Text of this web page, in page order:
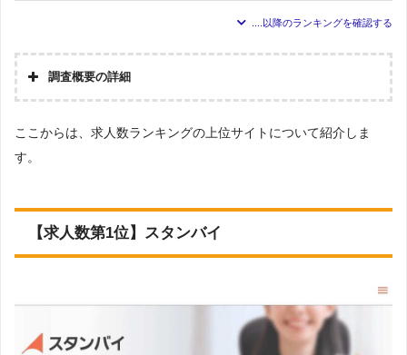
調査概要の詳細
検索し、検索結果10ページ目までに表示された転職サイト(求人情
報が掲載されているサイト、就職支援や転職支援を行っているサ
イト)を調査対象としました
臨床検査技師(MT)
という条件に当てはまる求人数をカウントしました
ここからは、求人数ランキングの上位サイトについて紹介しま
す。
【求人数第1位】スタンバイ